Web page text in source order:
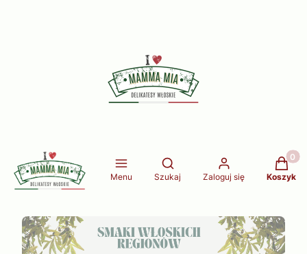
Menu
Otwórz wyszukiwarkę
Szukaj Zaloguj się Koszyk